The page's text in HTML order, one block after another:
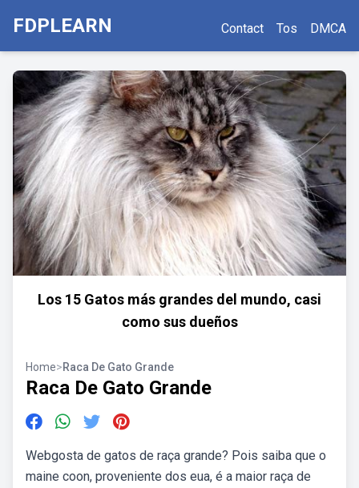
FDPLEARN Contact Tos DMCA
Los 15 Gatos más grandes del mundo, casi
como sus dueños
Home>Raca De Gato Grande
Raca De Gato Grande
Webgosta de gatos de raça grande? Pois saiba que o
maine coon, proveniente dos eua, é a maior raça de